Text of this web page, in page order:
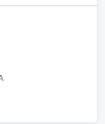
nabízet